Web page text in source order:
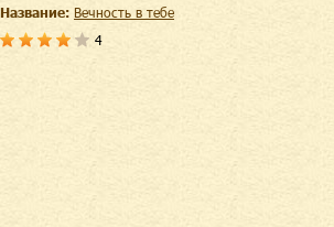
Название:
Вечность в тебе
4